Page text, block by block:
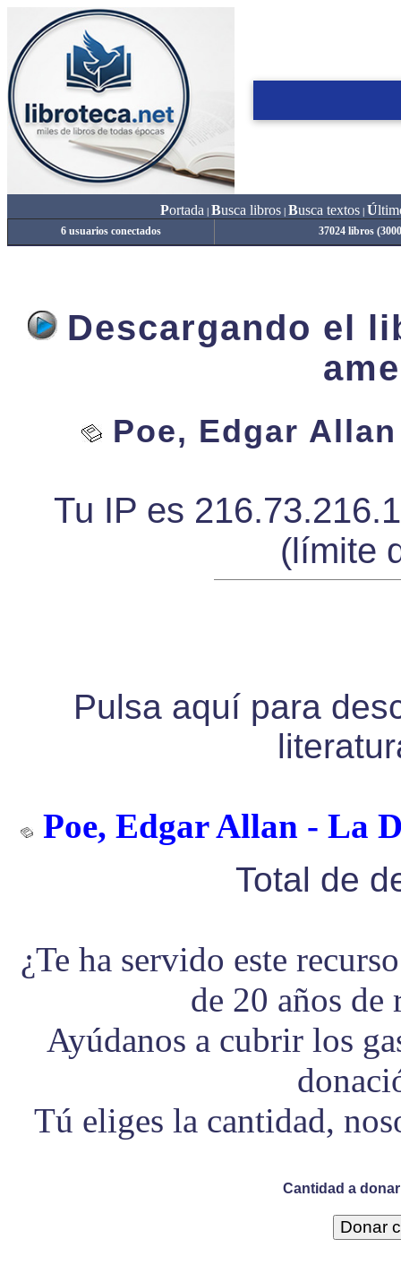
Portada Busca libros| Busca textos| Ú
6 usuarios conectados 37024 libros
Descargando el
Poe, Edgar
Tu IP es
(límite
Pulsa aquí para
Poe, Edgar Allan - La
Total de
¿Te ha servido este
de 20 años
Ayúdanos a cubrir los
Tú eliges la cantidad,
Cantidad a